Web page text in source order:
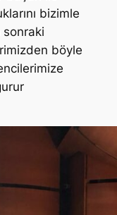
bizimle
sonraki
böyle